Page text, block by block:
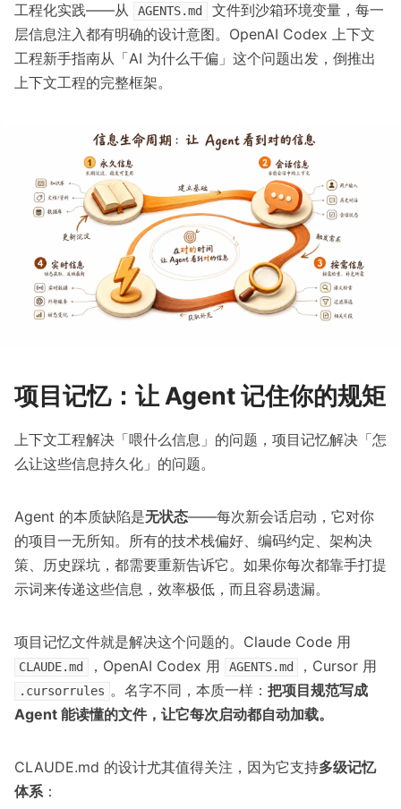
工程化实践——从
AGENTS.md
文件到沙箱环境变量，每一
层信息注入都有明确的设计意图。 OpenAI Codex 上下文
工程新手指南从「AI 为什么干偏」这个问题出发，倒推出
上下文工程的完整框架。
项目记忆：让 Agent 记住你的规矩
上下文工程解决「喂什么信息」的问题，项目记忆解决「怎
么让这些信息持久化」的问题。
Agent 的本质缺陷是无状态——每次新会话启动，它对你
的项目一无所知。所有的技术栈偏好、编码约定、架构决
策、历史踩坑，都需要重新告诉它。如果你每次都靠手打提
示词来传递这些信息，效率极低，而且容易遗漏。
项目记忆文件就是解决这个问题的。Claude Code 用
CLAUDE.md ，OpenAI Codex 用 AGENTS.md ，Cursor 用
.cursorrules 。名字不同，本质一样： 把项目规范写成
Agent 能读懂的文件，让它每次启动都自动加载。
CLAUDE.md 的设计尤其值得关注，因为它支持多级记忆
体系：